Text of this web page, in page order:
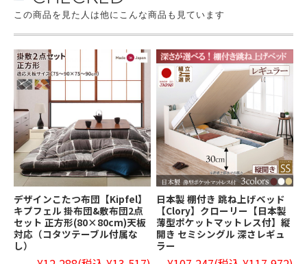
この商品を見た人は他にこんな商品も見ています
デザインこたつ布団【Kipfel】
キプフェル 掛布団&敷布団2点
セット 正方形(80×80cm)天板
対応（コタツテーブル付属な
し）
日本製 棚付き 跳ね上げベッド
【Clory】クローリー【日本製
薄型ポケットマットレス付】縦
開き セミシングル 深さレギュ
ラー